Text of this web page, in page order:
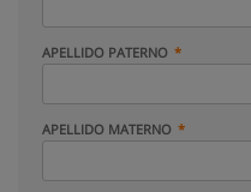
APELLIDO PATERNO
APELLIDO MATERNO